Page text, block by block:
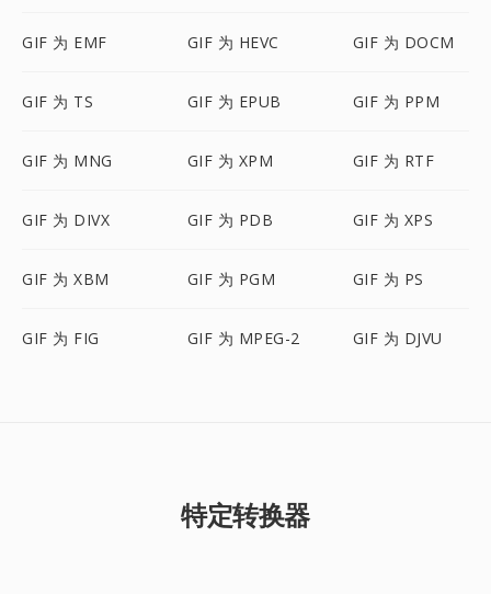
GIF 为 EMF GIF 为 HEVC GIF 为 DOCM
GIF 为 TS GIF 为 EPUB GIF 为 PPM
GIF 为 MNG GIF 为 XPM GIF 为 RTF
GIF 为 DIVX GIF 为 PDB GIF 为 XPS
GIF 为 XBM GIF 为 PGM GIF 为 PS
GIF 为 FIG GIF 为 MPEG-2 GIF 为 DJVU
特定转换器